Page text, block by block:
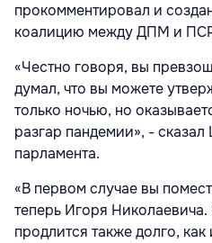
прокомментировал и
коалицию между ДПМ и
«Честно говоря, вы
думал, что вы можете
только ночью, но
разгар пандемии», -
парламента.
«В первом случае вы
теперь Игоря Николаевича.
продлится также долго,